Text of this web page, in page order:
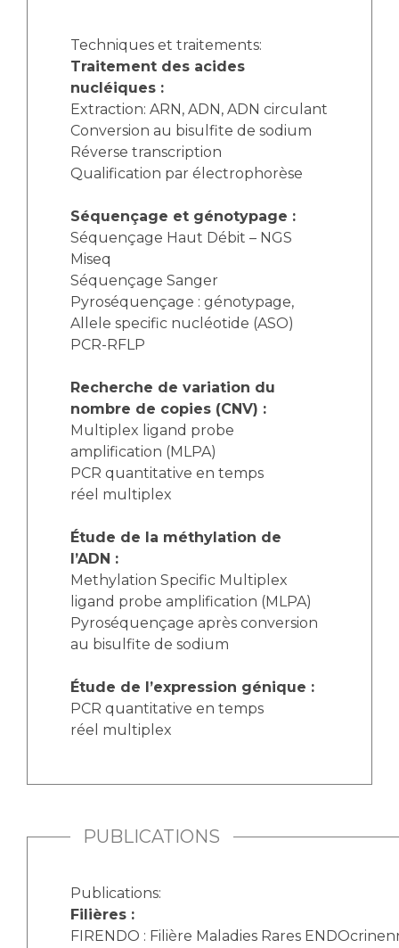
Techniques et traitements:
Traitement des acides
nucléiques :
Extraction: ARN, ADN, ADN circulant
Conversion au bisulfite de sodium
Réverse transcription
Qualification par électrophorèse
Séquençage et génotypage :
Séquençage Haut Débit – NGS
Miseq
Séquençage Sanger
Pyroséquençage : génotypage,
Allele specific nucléotide (ASO)
PCR-RFLP
Recherche de variation du
nombre de copies (CNV) :
Multiplex ligand probe
amplification (MLPA)
PCR quantitative en temps
réel multiplex
Étude de la méthylation de
l’ADN :
Methylation Specific Multiplex
ligand probe amplification (MLPA)
Pyroséquençage après conversion
au bisulfite de sodium
Étude de l’expression génique :
PCR quantitative en temps
réel multiplex
PUBLICATIONS
Publications:
Filières :
FIRENDO : Filière Maladies Rares